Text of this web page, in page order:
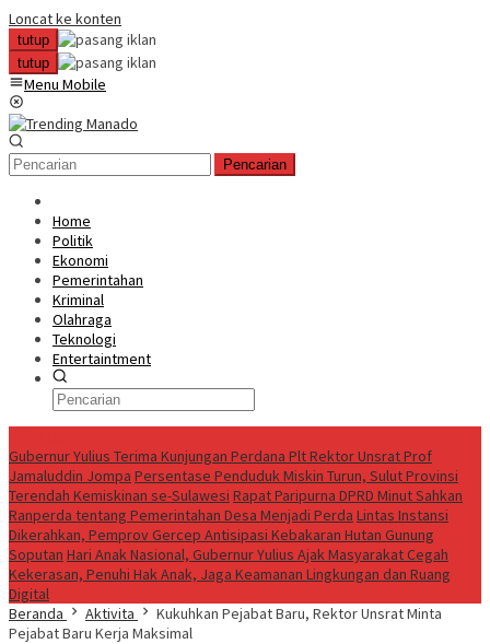
Loncat ke konten
tutup
tutup
Menu Mobile
Pencarian
Home
Politik
Ekonomi
Pemerintahan
Kriminal
Olahraga
Teknologi
Entertaintment
Gubernur Yulius Terima Kunjungan Perdana Plt Rektor Unsrat Prof
Jamaluddin Jompa Persentase Penduduk Miskin Turun, Sulut Provinsi
Terendah Kemiskinan se-Sulawesi Rapat Paripurna DPRD Minut Sahkan
Ranperda tentang Pemerintahan Desa Menjadi Perda Lintas Instansi
Dikerahkan, Pemprov Gercep Antisipasi Kebakaran Hutan Gunung
Soputan Hari Anak Nasional, Gubernur Yulius Ajak Masyarakat Cegah
Kekerasan, Penuhi Hak Anak, Jaga Keamanan Lingkungan dan Ruang
Digital
Beranda
Aktivita
Kukuhkan Pejabat Baru, Rektor Unsrat Minta
Pejabat Baru Kerja Maksimal